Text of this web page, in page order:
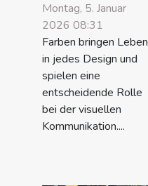
Montag, 5. Januar
2026 08:31
Farben bringen Leben
in jedes Design und
spielen eine
entscheidende Rolle
bei der visuellen
Kommunikation....